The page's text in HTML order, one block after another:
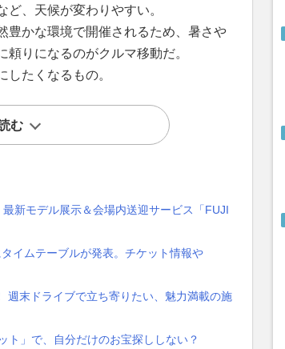
、天候が変わりやすい。
豊かな環境で開催されるため、暑さや
りになるのがクルマ移動だ。
たくなるもの。
む
最新モデル展示＆会場内送迎サービス「FUJI
イムテーブルが発表。チケット情報や
週末ドライブで立ち寄りたい、魅力満載の施
ト」で、自分だけのお宝探ししない？